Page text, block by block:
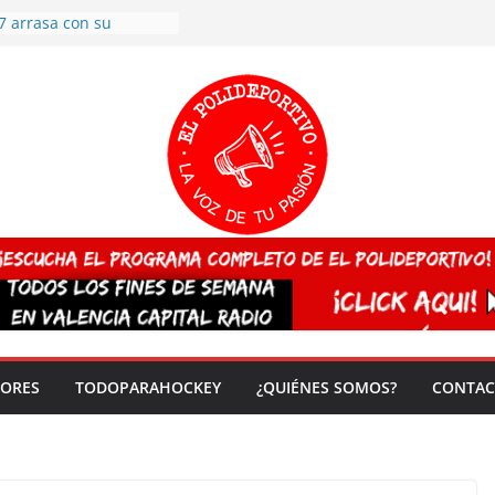
arrasa con su
España sub20
del mundo
vez!
TODOPARAHOCKEY ¿QUIÉNES SOMOS?